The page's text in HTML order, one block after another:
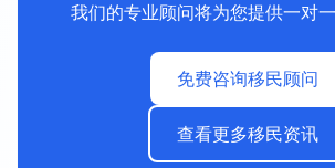
我们的专业顾问将为您提供一对
免费咨询移民顾问
查看更多移民资讯